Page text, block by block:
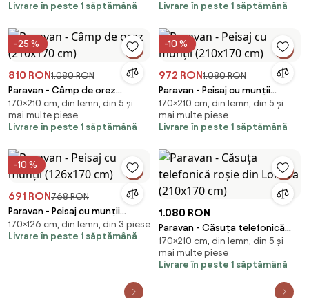
Livrare în peste 1 săptămână
Livrare în peste 1 săptămână
-25 %
810 RON1.080 RON
Paravan - Câmp de orez
(210x170 cm)
170×210 cm, din lemn, din 5 și
mai multe piese
Livrare în peste 1 săptămână
-10 %
972 RON1.080 RON
Paravan - Peisaj cu munții
(210x170 cm)
170×210 cm, din lemn, din 5 și
mai multe piese
Livrare în peste 1 săptămână
-10 %
691 RON768 RON
Paravan - Peisaj cu munții
(126x170 cm)
170×126 cm, din lemn, din 3 piese
Livrare în peste 1 săptămână
1.080 RON
Paravan - Căsuța telefonică
roșie din Londra (210x170 cm)
170×210 cm, din lemn, din 5 și
mai multe piese
Livrare în peste 1 săptămână